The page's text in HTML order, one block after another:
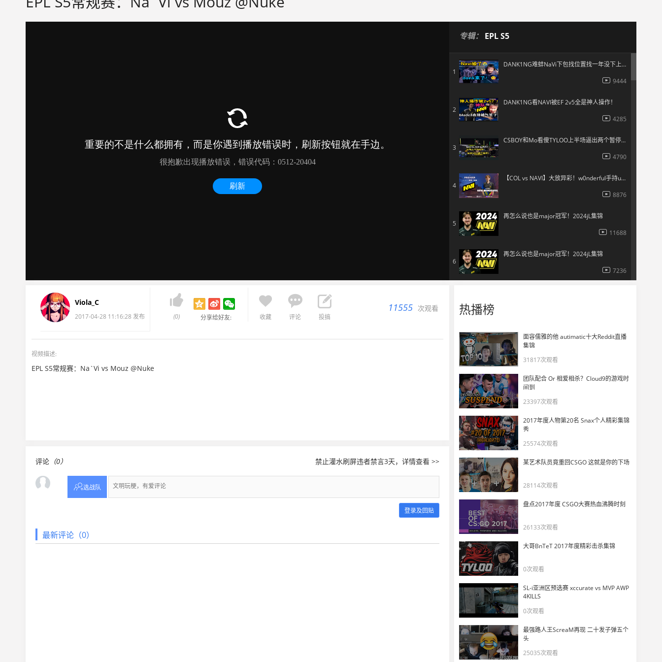
专辑： EPL S5
1
DANK1NG难蚌NaVi下包找位置找一年没下上！
9444
2
DANK1NG看NAVI被EF 2v5全是神人操作！
4285
3
CSBOY和Mo看傻TYLOO上半场逼出两个暂停！
4790
4
【COL vs NAVI】大放异彩！w0nderful手持usp精准四杀
8876
5
再怎么说也是major冠军！2024jL集锦
11688
6
再怎么说也是major冠军！2024jL集锦
7236
NaVi官推整活视频：s1mple退役演讲
2023年TOP7 s1mple高光集锦
13826
12314
【G2 vs NAVI】小李子双杀偷包逆天1v4残局
【NAVI vs ENCE】冷静处理稳定发挥！w0nderful大狙轻松取下1v2残局
Viola_C
2017-04-28 11:16:28 发布

(0) 分享给好友:

收藏

评论

投搞
11555 次观看
视频描述:
EPL S5常规赛：Na`Vi vs Mouz @Nuke
禁止灌水刷屏违者禁言3天，详情查看 >>
评论 （0）
选战队
登录及回贴
最新评论（0）
热播榜
面容儒雅的他 autimatic十大Reddit直播
集锦
31817次观看
团队配合 Or 相爱相杀？Cloud9的游戏时
间到
23397次观看
2017年度人物第20名 Snax个人精彩集锦
秀
25574次观看
某艺术队员竟重回CSGO 这就是你的下场
28114次观看
盘点2017年度 CSGO大赛热血沸腾时刻
26133次观看
大哥BnTeT 2017年度精彩击杀集锦
0次观看
SL-i亚洲区预选赛 xccurate vs MVP AWP
4KILLS
0次观看
最强路人王ScreaM再现 二十发子弹五个
头
25035次观看